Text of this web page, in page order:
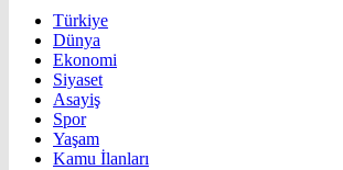
Türkiye
Dünya
Ekonomi
Siyaset
Asayiş
Spor
Yaşam
Kamu İlanları